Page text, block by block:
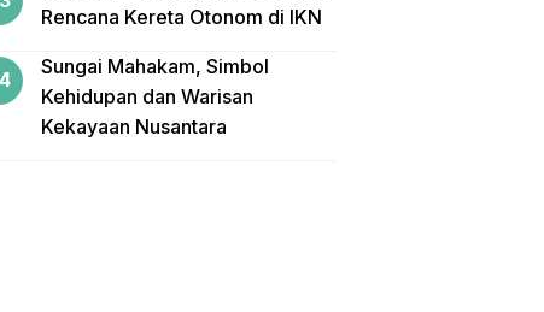
Rencana Kereta Otonom di IKN
Sungai Mahakam, Simbol
Kehidupan dan Warisan
Kekayaan Nusantara